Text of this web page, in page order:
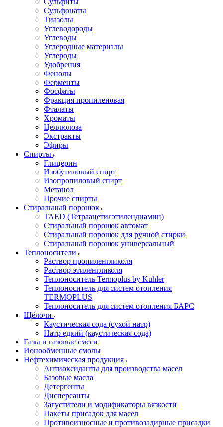
Сульфиты
Сульфонаты
Тиазолы
Углеводороды
Углеводы
Углеродные материалы
Углероды
Удобрения
Фенолы
Ферменты
Фосфаты
Фракция пропиленовая
Фталаты
Хроматы
Целлюлоза
Экстракты
Эфиры
Спирты
Глицерин
Изобутиловый спирт
Изопропиловый спирт
Метанол
Прочие спирты
Стиральный порошок
TAED (Тетраацетилэтилендиамин)
Стиральный порошок автомат
Стиральный порошок для ручной стирки
Стиральный порошок универсальный
Теплоносители
Раствор пропиленгликоля
Раствор этиленгликоля
Теплоноситель Termoplus by Kuhler
Теплоноситель для систем отопления
TERMOPLUS
Теплоноситель для систем отопления БАРС
Щёлочи
Каустическая сода (сухой натр)
Натр едкий (каустическая сода)
Газы и газовые смеси
Ионообменные смолы
Нефтехимическая продукция
Антиоксиданты для производства масел
Базовые масла
Детергенты
Дисперсанты
Загустители и модификаторы вязкости
Пакеты присадок для масел
Противоизносные и противозадирные присадки